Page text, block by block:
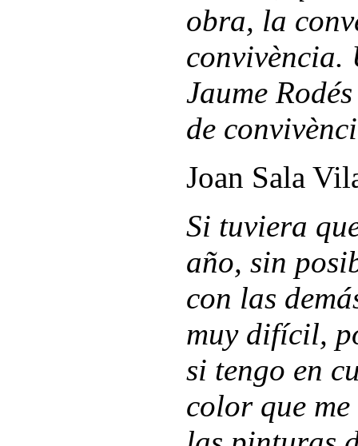
obra, la
convivència.
Jaume
de
Joan Sala
Si tuviera
año, sin
con las
muy difícil,
si tengo en
color que